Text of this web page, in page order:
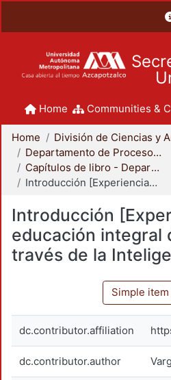
Home Communities &
Home
Departamento de Procesos y Técnicas de Realización
Capítulos de libro - Departamento de Procesos y Técnicas de Realización
Introducción [Experiencias en educación integral del diseño a través de la Inteligencia Artificial]
Introducción
educación integral
través de la
Simple item
dc.contributor.affiliation
dc.contributor.author